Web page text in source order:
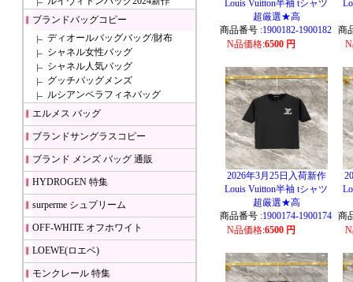
ブランドバッグコピー
ディオールバッグバッグ/財布
シャネル女性バッグ
シャネル人気バッグ
グッチバッグメンズ
ルシアンペラフィネバッグ
エルメス バッグ
ブランドサングラスコピー
ブランド メンズ バッグ 通販
HYDROGEN 特集
surperme シュプリーム
OFF-WHITE オフホワイト
LOEWE(ロエベ)
モンクレール 特集
Louis Vuitton半袖 tシャツ
超厳選★高
商品番号 :1900182-1900182
N品価格:6500 円
商
2026年3月25日入荷新作
Louis Vuitton半袖 tシャツ
超厳選★高
商品番号 :1900174-1900174
N品価格:6500 円
商